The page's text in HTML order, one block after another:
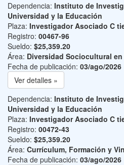
Dependencia: Instituto de
Universidad y la Educación
Plaza: Investigador Asociado C
Registro: 00467-96
Sueldo: $25,359.20
Área: Diversidad Sociocultural
Fecha de publicación: 03/ago/2026
Ver detalles »
Dependencia: Instituto de
Universidad y la Educación
Plaza: Investigador Asociado C
Registro: 00472-43
Sueldo: $25,359.20
Área: Currículum, Formación y
Fecha de publicación: 03/ago/2026